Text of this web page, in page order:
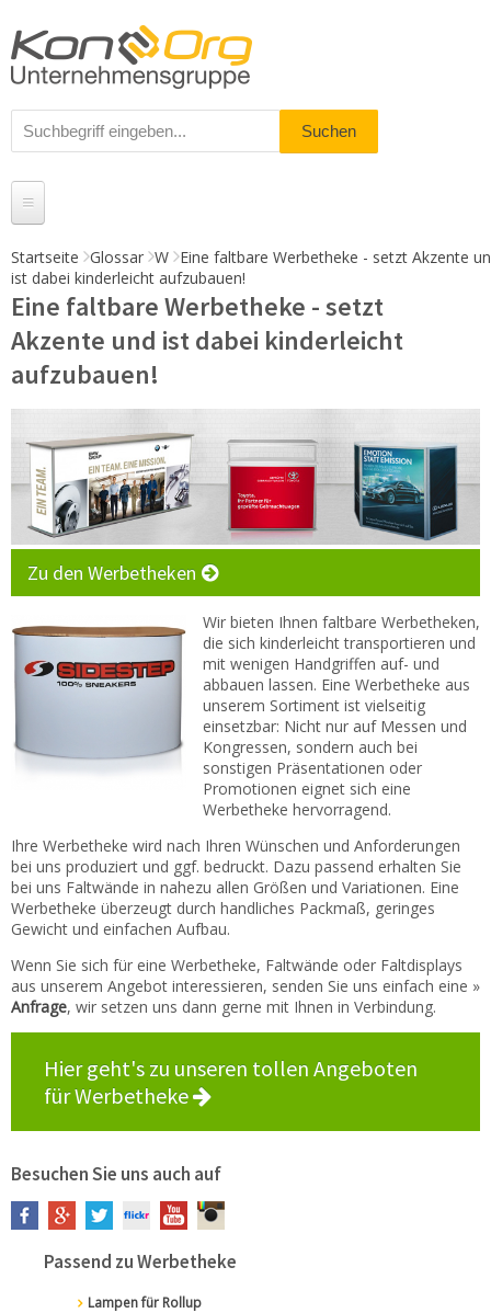
Produkte
Messestände
% Angebote
Kundenservice
Daten-Upload
Kontakt
Zum neuen Online Shop!
Startseite Glossar W Eine faltbare Werbetheke - setzt Akzente
ist dabei kinderleicht aufzubauen!
Eine faltbare Werbetheke - setzt
Akzente und ist dabei kinderleicht
aufzubauen!
Zu den Werbetheken
Wir bieten Ihnen faltbare Werbetheken,
die sich kinderleicht transportieren und
mit wenigen Handgriffen auf- und
abbauen lassen. Eine Werbetheke aus
unserem Sortiment ist vielseitig
einsetzbar: Nicht nur auf Messen und
Kongressen, sondern auch bei
sonstigen Präsentationen oder
Promotionen eignet sich eine
Werbetheke hervorragend.
Ihre Werbetheke wird nach Ihren Wünschen und Anforderungen
bei uns produziert und ggf. bedruckt. Dazu passend erhalten Sie
bei uns Faltwände in nahezu allen Größen und Variationen. Eine
Werbetheke überzeugt durch handliches Packmaß, geringes
Gewicht und einfachen Aufbau.
Wenn Sie sich für eine Werbetheke, Faltwände oder Faltdisplays
aus unserem Angebot interessieren, senden Sie uns einfach eine »
Anfrage, wir setzen uns dann gerne mit Ihnen in Verbindung.
Hier geht's zu unseren tollen Angeboten
für Werbetheke
Besuchen Sie uns auch auf
Passend zu Werbetheke
Lampen für Rollup